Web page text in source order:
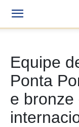
Equipe
Ponta
e bronze